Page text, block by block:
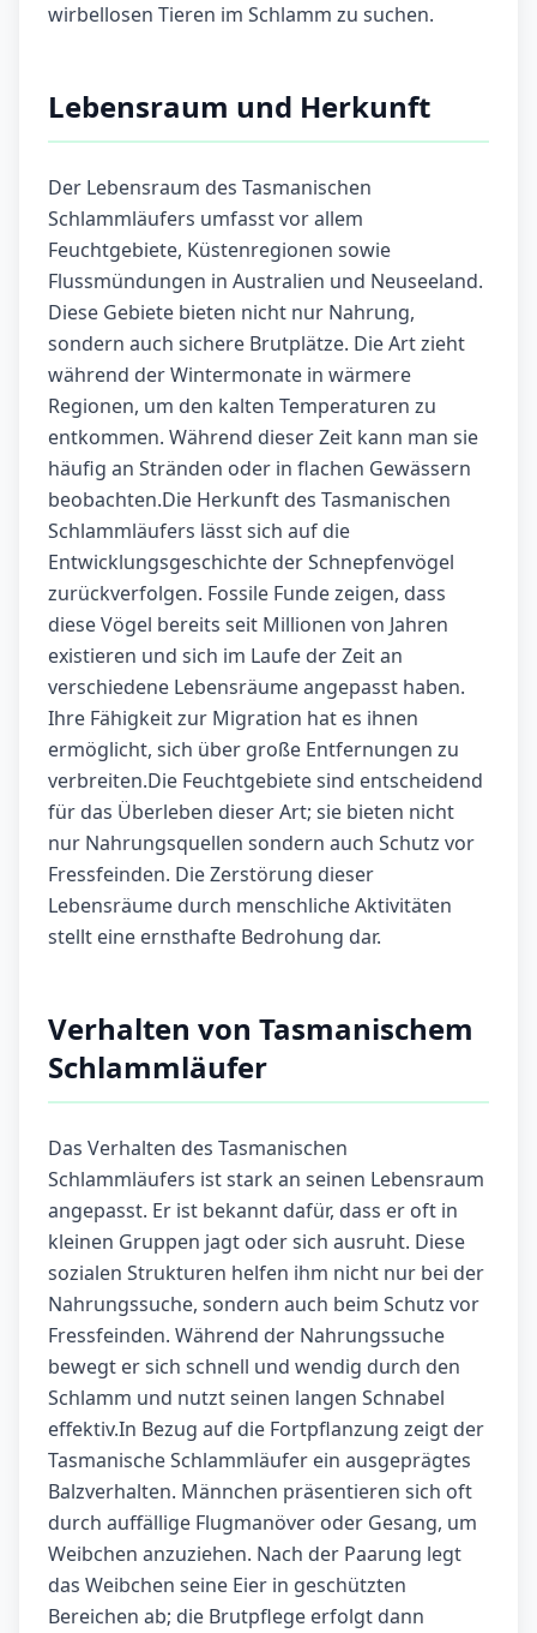
wirbellosen Tieren im Schlamm zu suchen.
Lebensraum und Herkunft
Der Lebensraum des Tasmanischen
Schlammläufers umfasst vor allem
Feuchtgebiete, Küstenregionen sowie
Flussmündungen in Australien und Neuseeland.
Diese Gebiete bieten nicht nur Nahrung,
sondern auch sichere Brutplätze. Die Art zieht
während der Wintermonate in wärmere
Regionen, um den kalten Temperaturen zu
entkommen. Während dieser Zeit kann man sie
häufig an Stränden oder in flachen Gewässern
beobachten.Die Herkunft des Tasmanischen
Schlammläufers lässt sich auf die
Entwicklungsgeschichte der Schnepfenvögel
zurückverfolgen. Fossile Funde zeigen, dass
diese Vögel bereits seit Millionen von Jahren
existieren und sich im Laufe der Zeit an
verschiedene Lebensräume angepasst haben.
Ihre Fähigkeit zur Migration hat es ihnen
ermöglicht, sich über große Entfernungen zu
verbreiten.Die Feuchtgebiete sind entscheidend
für das Überleben dieser Art; sie bieten nicht
nur Nahrungsquellen sondern auch Schutz vor
Fressfeinden. Die Zerstörung dieser
Lebensräume durch menschliche Aktivitäten
stellt eine ernsthafte Bedrohung dar.
Verhalten von Tasmanischem
Schlammläufer
Das Verhalten des Tasmanischen
Schlammläufers ist stark an seinen Lebensraum
angepasst. Er ist bekannt dafür, dass er oft in
kleinen Gruppen jagt oder sich ausruht. Diese
sozialen Strukturen helfen ihm nicht nur bei der
Nahrungssuche, sondern auch beim Schutz vor
Fressfeinden. Während der Nahrungssuche
bewegt er sich schnell und wendig durch den
Schlamm und nutzt seinen langen Schnabel
effektiv.In Bezug auf die Fortpflanzung zeigt der
Tasmanische Schlammläufer ein ausgeprägtes
Balzverhalten. Männchen präsentieren sich oft
durch auffällige Flugmanöver oder Gesang, um
Weibchen anzuziehen. Nach der Paarung legt
das Weibchen seine Eier in geschützten
Bereichen ab; die Brutpflege erfolgt dann